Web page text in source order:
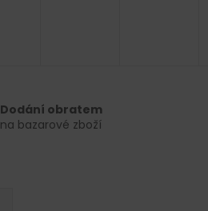
Dodání obratem
na bazarové zboží